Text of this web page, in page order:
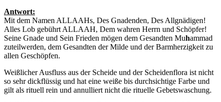
Antwort:
Mit dem Namen ALLAAHs, Des Gnadenden, Des Allgnädigen!
Alles Lob gebührt ALLAAH, Dem wahren Herrn und Schöpfer!
Seine Gnade und Sein Frieden mögen dem Gesandten Muhammad
zuteilwerden, dem Gesandten der Milde und der Barmherzigkeit zu
allen Geschöpfen.
Weißlicher Ausfluss aus der Scheide und der Scheidenflora ist nicht
so sehr dickflüssig und hat eine weiße bis durchsichtige Farbe und
gilt als rituell rein und annulliert nicht die rituelle Gebetswaschung.